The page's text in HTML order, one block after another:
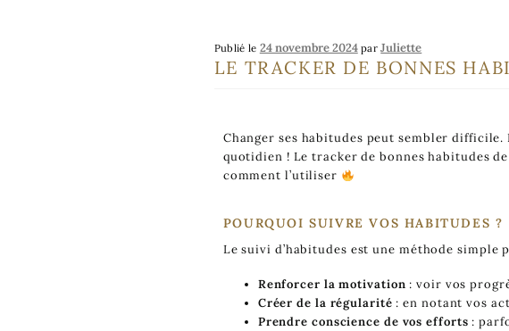
Publié le 24 novembre 2024 parJuliette
LE TRACKER DE BONNES
Changer ses habitudes peut sembler
quotidien ! Le tracker de bonnes habitudes
comment l’utiliser
POURQUOI SUIVRE VOS HABITUDES ?
Le suivi d’habitudes est une méthode simple
Renforcer la motivation : voir vos
Créer de la régularité : en notant vos
Prendre conscience de vos efforts :